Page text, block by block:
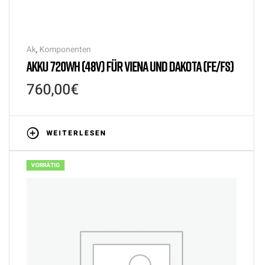
Ak, Komponenten
AKKU 720WH (48V) FÜR VIENA UND DAKOTA (FE/FS)
760,00€
WEITERLESEN
VORRÄTIG